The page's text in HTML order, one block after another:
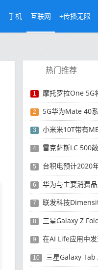
手机 互联网 +传播无限
热门推荐
1 摩托罗拉One 5G
2 5G华为Mate 40系
3 小米米10T带有
4 雷克萨斯LC 500
5 台积电预计2020年8月收
6 华为与主要消费品牌合作，在中国
7 联发科技Dimensity 1000C
8 三星Galaxy Z Fold 2
9 在AI Life应用中发现
10 三星Galaxy Tab Active3